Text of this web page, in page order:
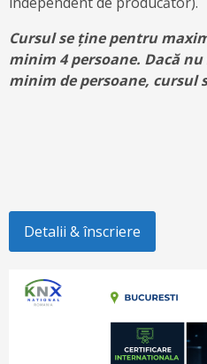
Cursul se ține pentru
minim 4 persoane. Dacă
minim de persoane, cursul
Detalii & înscriere